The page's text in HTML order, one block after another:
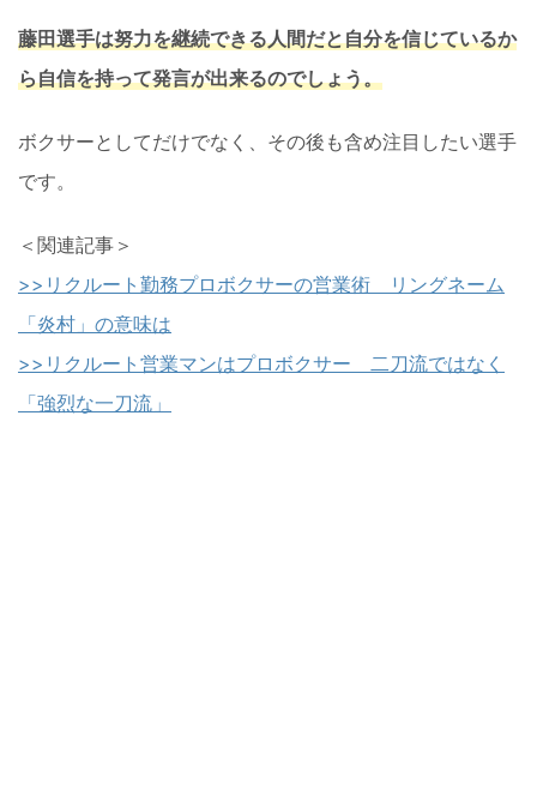
藤田選手は努力を継続できる人間だと自分を信じているか
ら自信を持って発言が出来るのでしょう。
ボクサーとしてだけでなく、その後も含め注目したい選手
です。
＜関連記事＞
>>リクルート勤務プロボクサーの営業術 リングネーム
「炎村」の意味は
>>リクルート営業マンはプロボクサー 二刀流ではなく
「強烈な一刀流」